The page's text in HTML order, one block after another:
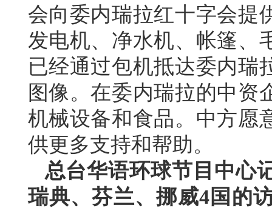
会向委内瑞拉红十字会提
发电机、净水机、帐篷、
已经通过包机抵达委内瑞
图像。在委内瑞拉的中资
机械设备和食品。中方愿
供更多支持和帮助。
总台华语环球节目中心
瑞典、芬兰、挪威4国的